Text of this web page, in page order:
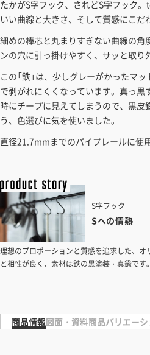
カートでのお見積り機能
「この商品を選ぶ」からご希望の商品
ことができます。お見積り書の出力も
たかがS字フック、されどS字フック
いい曲線と大きさ、そして質感にこだ
細めの棒芯と丸まりすぎない曲線の
ンの穴に引っ掛けやすく、サッと取り
この「鉄」は、少しグレーがかったマ
で剥がれにくくなっています。真っ
時にチープに見えてしまうので、黒皮
う、色選びに気を使いました。
直径21.7mmまでのパイプレールに使
S字フック
Sへの情熱
理想のプロポーションと質感を追求した、オ
と相性が良く、素材は鉄の黒塗装・真鍮です。
商品情報図面・資料商品バリエーシ